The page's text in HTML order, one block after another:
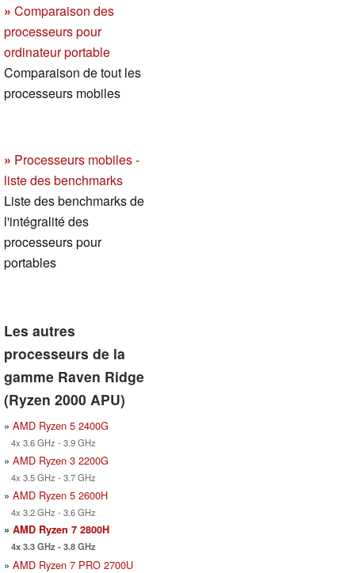
» Comparaison des
processeurs pour
ordinateur portable
Comparaison de tout les
processeurs mobiles
» Processeurs mobiles -
liste des benchmarks
Liste des benchmarks de
l'intégralité des
processeurs pour
portables
Les autres
processeurs de la
gamme Raven Ridge
(Ryzen 2000 APU)
» AMD Ryzen 5 2400G
4x 3.6 GHz - 3.9 GHz
» AMD Ryzen 3 2200G
4x 3.5 GHz - 3.7 GHz
» AMD Ryzen 5 2600H
4x 3.2 GHz - 3.6 GHz
» AMD Ryzen 7 2800H
4x 3.3 GHz - 3.8 GHz
» AMD Ryzen 7 PRO 2700U